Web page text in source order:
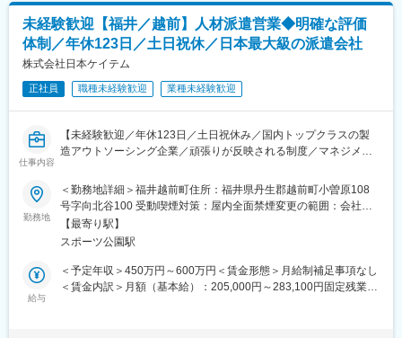
・上記作業に追加して業務改善／工程改善を行って頂きます。
■組織構成：
・武生工場：約150名規模（主任／係長クラス：約20名）
・清水工場：約100名規模（主任／係長クラス：約10名）
・大野工場：約50名規模（主任／係長クラス：3名）
工程ごとに複数のグループに分かれています。各グループは５～
10名の体制で、20代～60代の幅広い年代がそれぞれグループにな
って働かれています。
入社後は全社員共通の座学を受けて頂き、基礎知識を身に付けて
頂きます。その後は採用者様のスキルに合わせてマンツーマンで
分かり易く指導し、適性を鑑みてお任せする工程を決定いたしま
す。
■将来のキャリアパス：
評価制度がしっかりあり、昇進などのステップアップも十分に可
未経験歓迎【福井／越前】人材派遣営業◆明確な評価
体制／年休123日／土日祝休／日本最大級の派遣会社
株式会社日本ケイテム
正社員 職種未経験歓迎 業種未経験歓迎
仕事内容
【未経験歓迎／年休123日／土日祝休み／国内トップクラスの製
造アウトソーシング企業／頑張りが反映される制度／マネジメン
国内最大級の製造アウトソーシング企業にて、派遣スタッフのサ
ポートと企業への営業を担当いただきます。現場の稼働を支える
ことで追加受注をいただけることを目指します。
■同社の特徴
＼定量・定性の２種の評価体制！結果とプロセス両方を評価しま
す！／
勤務地
＜勤務地詳細＞福井越前町住所：福井県丹生郡越前町小曽原108
号字向北谷100 受動喫煙対策：屋内全面禁煙変更の範囲：会社の
定める事業所
【最寄り駅】
スポーツ公園駅
給与
＜予定年収＞450万円～600万円＜賃金形態＞月給制補足事項なし
＜賃金内訳＞月額（基本給）：205,000円～283,100円固定残業手